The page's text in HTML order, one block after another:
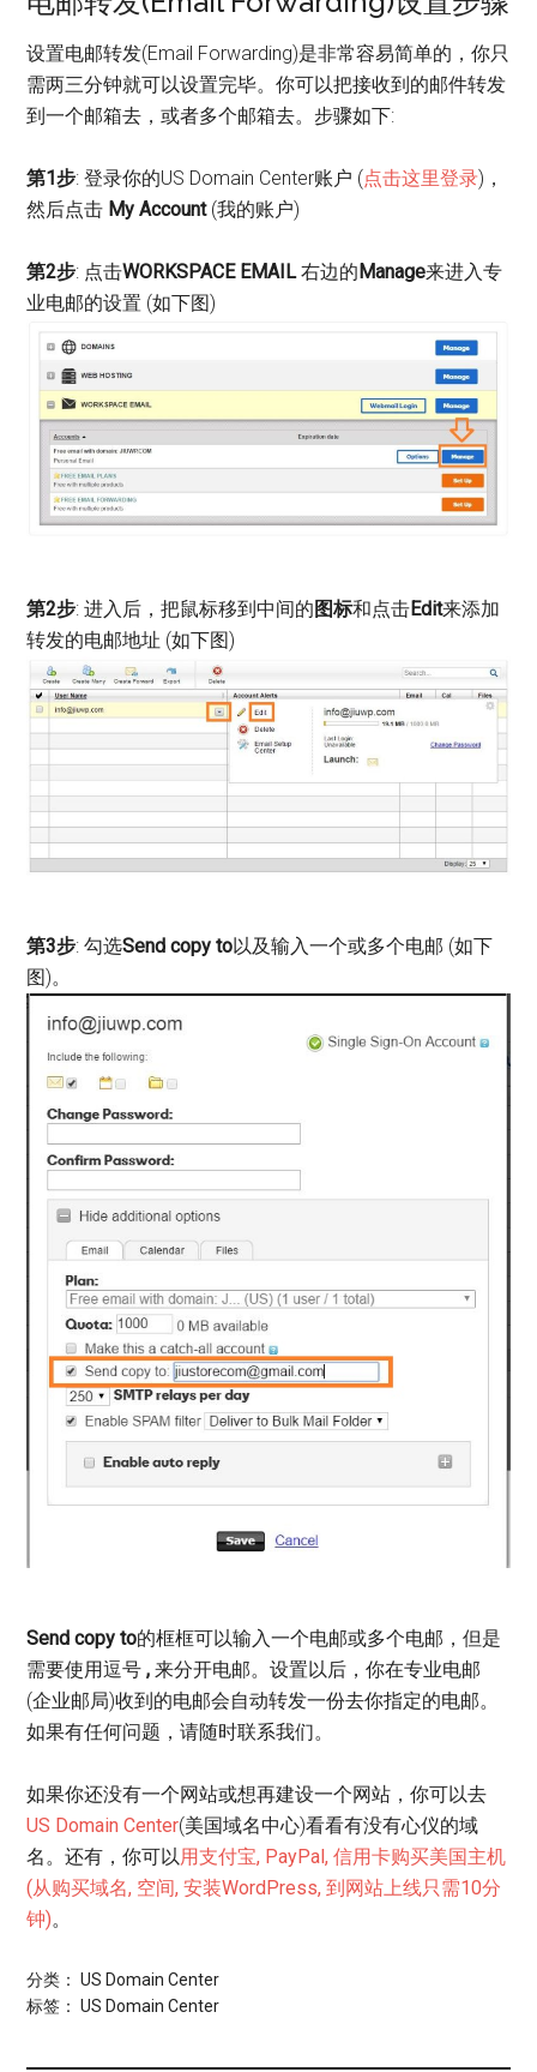
设置电邮转发(Email Forwarding)是非常容易简单的，你只
需两三分钟就可以设置完毕。你可以把接收到的邮件转发
到一个邮箱去，或者多个邮箱去。步骤如下:
第1步: 登录你的US Domain Center账户 (点击这里登录)，
然后点击 My Account(我的账户)
第2步: 点击WORKSPACE EMAIL右边的Manage来进入专
业电邮的设置 (如下图)
第2步: 进入后，把鼠标移到中间的 图标和点击Edit来添加
转发的电邮地址 (如下图)
第3步: 勾选Send copy to以及输入一个或多个电邮 (如下
图)。
Send copy to的框框可以输入一个电邮或多个电邮，但是
需要使用逗号 , 来分开电邮。设置以后，你在专业电邮
(企业邮局)收到的电邮会自动转发一份去你指定的电邮。
如果有任何问题，请随时联系我们。
如果你还没有一个网站或想再建设一个网站，你可以去
US Domain Center(美国域名中心)看看有没有心仪的域
名。还有，你可以 用支付宝, PayPal, 信用卡购买美国主机
(从购买域名, 空间, 安装WordPress, 到网站上线只需10分
钟)。
分类：US Domain Center
标签：US Domain Center